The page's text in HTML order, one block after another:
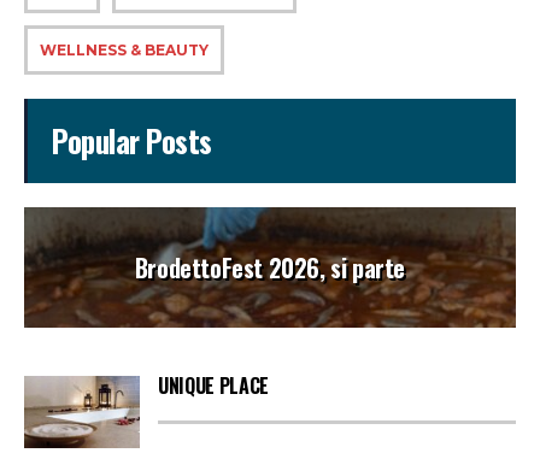
WELLNESS & BEAUTY
Popular Posts
BrodettoFest 2026, si parte
UNIQUE PLACE